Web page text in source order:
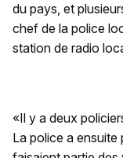
du pays, et
chef de la police
station de radio
«Il y a deux
La police a